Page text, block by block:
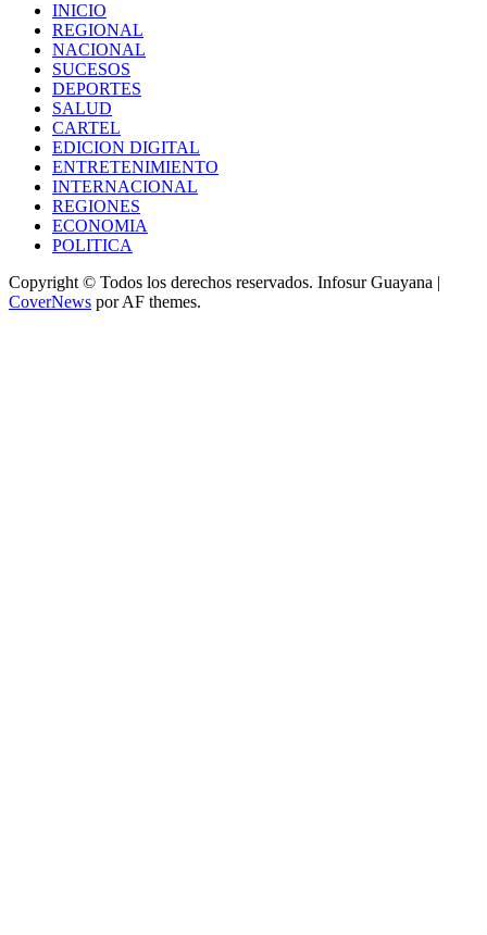
INICIO
REGIONAL
NACIONAL
SUCESOS
DEPORTES
SALUD
CARTEL
EDICION DIGITAL
ENTRETENIMIENTO
INTERNACIONAL
REGIONES
ECONOMIA
POLITICA
Copyright © Todos los derechos reservados. Infosur Guayana |
CoverNews por AF themes.